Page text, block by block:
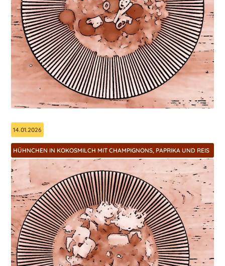
14.01.2026
HÜHNCHEN IN KOKOSMILCH MIT CHAMPIGNONS, PAPRIKA UND REIS